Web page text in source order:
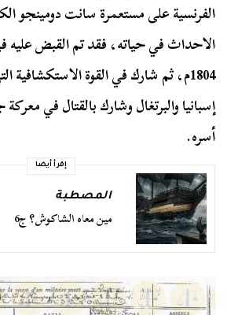
الفرنسية على مستعمرة سانت دومينجو
الاحداث في حياته، فقد تم القبض عليه
1804م، ثم شارك في القوة الاستكشافية
إسبانيا والبرتغال وشارك بالقتال في
أسره.
إقرأ أيضا
المصطبة
مين معاه الشاكوش؟ ج6